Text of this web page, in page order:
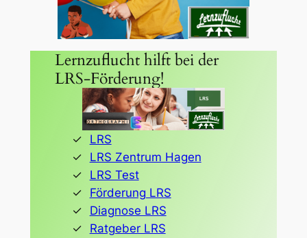
Lernzuflucht hilft bei der
LRS-Förderung!
LRS
LRS Zentrum Hagen
LRS Test
Förderung LRS
Diagnose LRS
Ratgeber LRS